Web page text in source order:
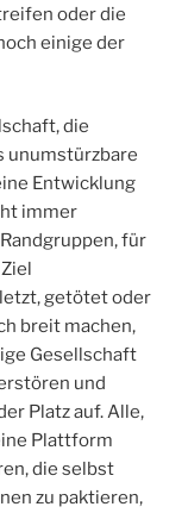
oder die
einige der
die
unumstürzbare
Entwicklung
immer
für
getötet oder
breit machen,
Gesellschaft
und
Platz auf. Alle,
Plattform
die selbst
zu paktieren,